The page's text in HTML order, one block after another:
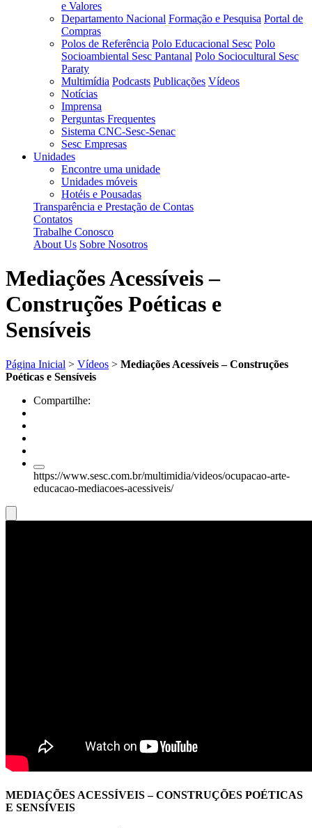
e Valores
Departamento Nacional Formação e Pesquisa Portal de
Compras
Polos de Referência Polo Educacional Sesc Polo
Socioambiental Sesc Pantanal Polo Sociocultural Sesc
Paraty
Multimídia Podcasts Publicações Vídeos
Notícias
Imprensa
Perguntas Frequentes
Sistema CNC-Sesc-Senac
Sesc Empresas
Unidades
Encontre uma unidade
Unidades móveis
Hotéis e Pousadas
Transparência e Prestação de Contas
Contatos
Trabalhe Conosco
About Us Sobre Nosotros
Mediações Acessíveis –
Construções Poéticas e
Sensíveis
Página Inicial > Vídeos > Mediações Acessíveis – Construções
Poéticas e Sensíveis
Compartilhe:
https://www.sesc.com.br/multimidia/videos/ocupacao-arte-
educacao-mediacoes-acessiveis/
MEDIAÇÕES ACESSÍVEIS – CONSTRUÇÕES POÉTICAS
E SENSÍVEIS